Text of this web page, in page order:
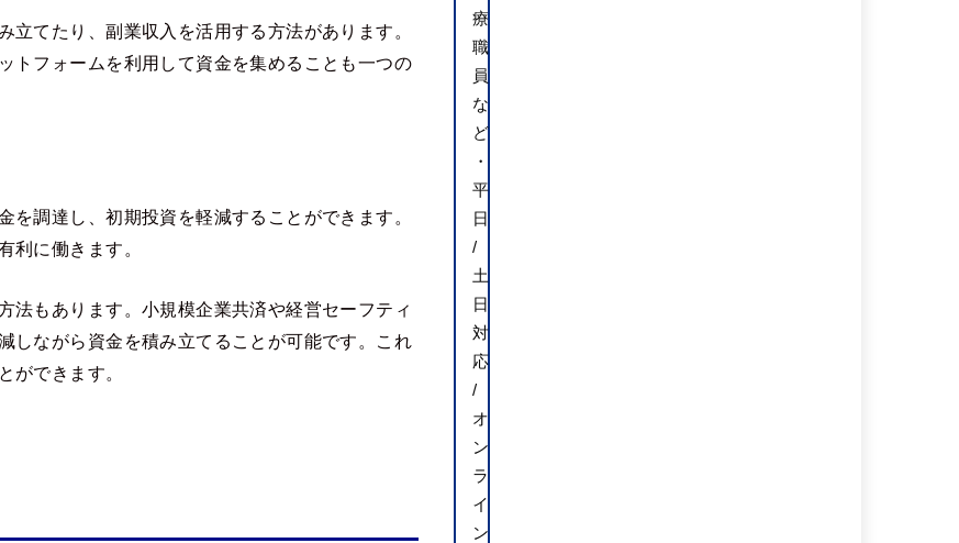
てたり、副業収入を活用する方法があります。
トフォームを利用して資金を集めることも一つの
調達し、初期投資を軽減することができます。
利に働きます。
法もあります。小規模企業共済や経営セーフティ
しながら資金を積み立てることが可能です。これ
ができます。
療
職
員
な
ど
・
平
日
/
土
日
対
応
/
オ
ン
ラ
イ
ン